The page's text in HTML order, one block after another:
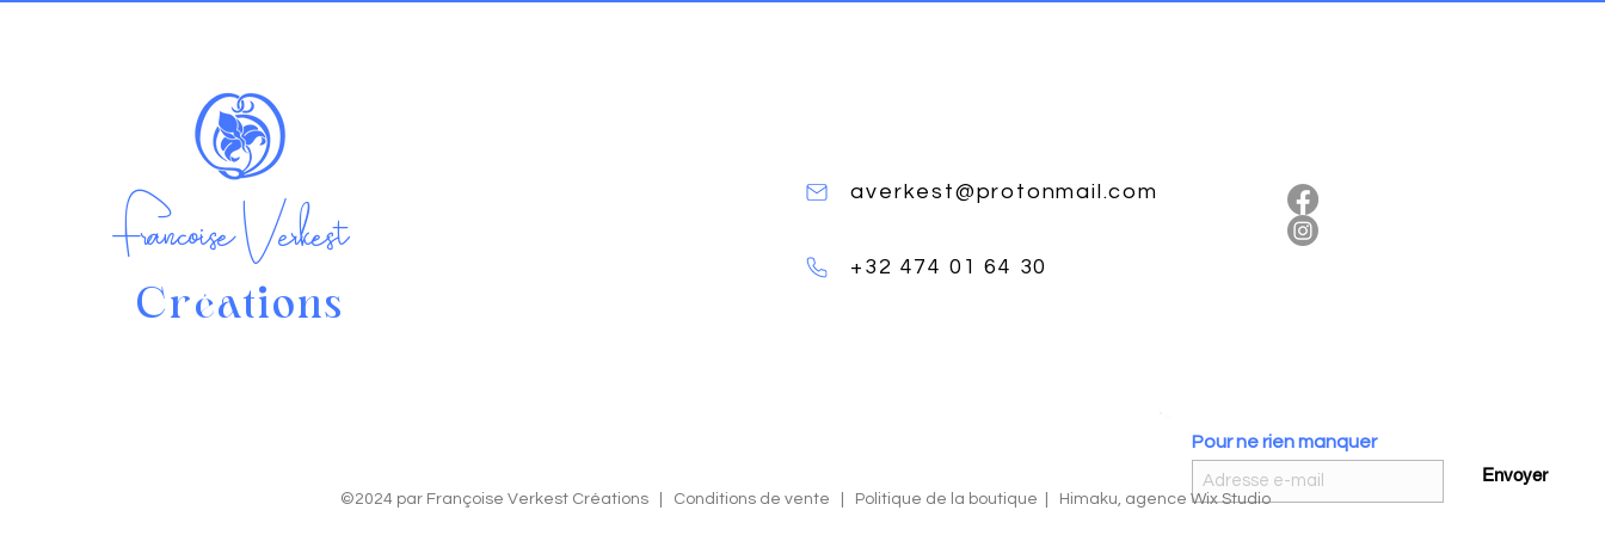
Pour ne rien manquer
Envoyer
Françoise Verkest
Cr éations
averkest@protonmail.com
+32 474 01 64 30
©2024 par Françoise Verkest Créations | Conditions de vente Politique de la boutique Himaku, agence Wix Studio